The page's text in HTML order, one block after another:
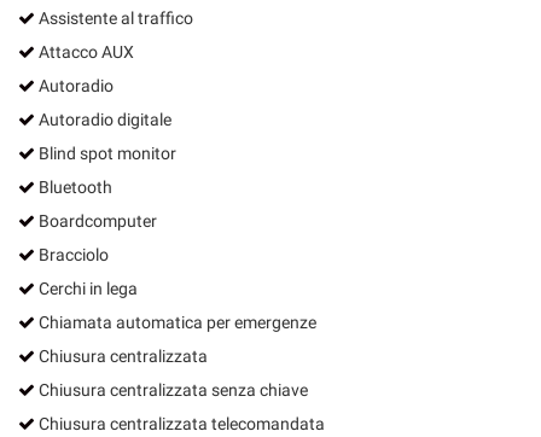
Assistente al traffico
Attacco AUX
Autoradio
Autoradio digitale
Blind spot monitor
Bluetooth
Boardcomputer
Bracciolo
Cerchi in lega
Chiamata automatica per emergenze
Chiusura centralizzata
Chiusura centralizzata senza chiave
Chiusura centralizzata telecomandata